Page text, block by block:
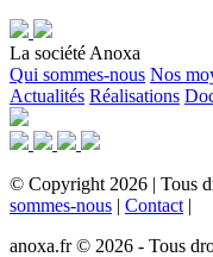
La société Anoxa
Qui sommes-nous Nos
Actualités Réalisations
© Copyright 2026 | Tous
sommes-nous | Contact |
anoxa.fr © 2026 - Tous